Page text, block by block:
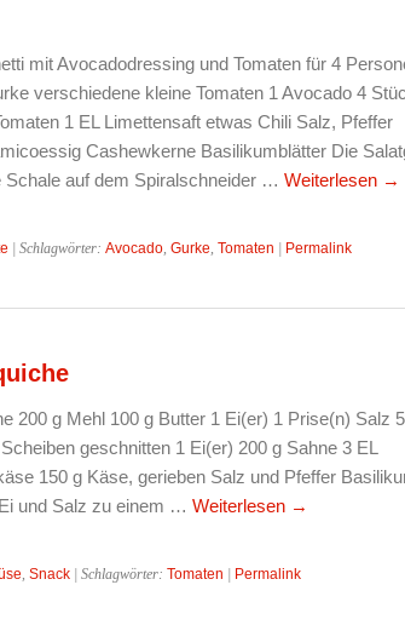
mit Avocadodressing und Tomaten für 4
verschiedene kleine Tomaten 1 Avocado 4
1 EL Limettensaft etwas Chili Salz, Pfeffer
Cashewkerne Basilikumblätter Die
Schale auf dem Spiralschneider … Weiterlesen →
| Schlagwörter: Avocado, Gurke, Tomaten Permalink
200 g Mehl 100 g Butter 1 Ei(er) 1 Prise(n) Salz 5
geschnitten 1 Ei(er) 200 g Sahne 3 EL
150 g Käse, gerieben Salz und Pfeffer
und Salz zu einem … Weiterlesen →
, Snack| Schlagwörter: Tomaten Permalink